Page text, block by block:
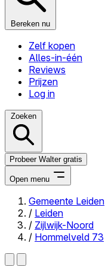
Bereken nu
Zelf kopen
Alles-in-één
Reviews
Prijzen
Log in
Zoeken
Probeer Walter gratis
Open menu
Close menu
Gemeente Leiden
/ Leiden
/ Zijlwijk-Noord
/ Hommelveld 73